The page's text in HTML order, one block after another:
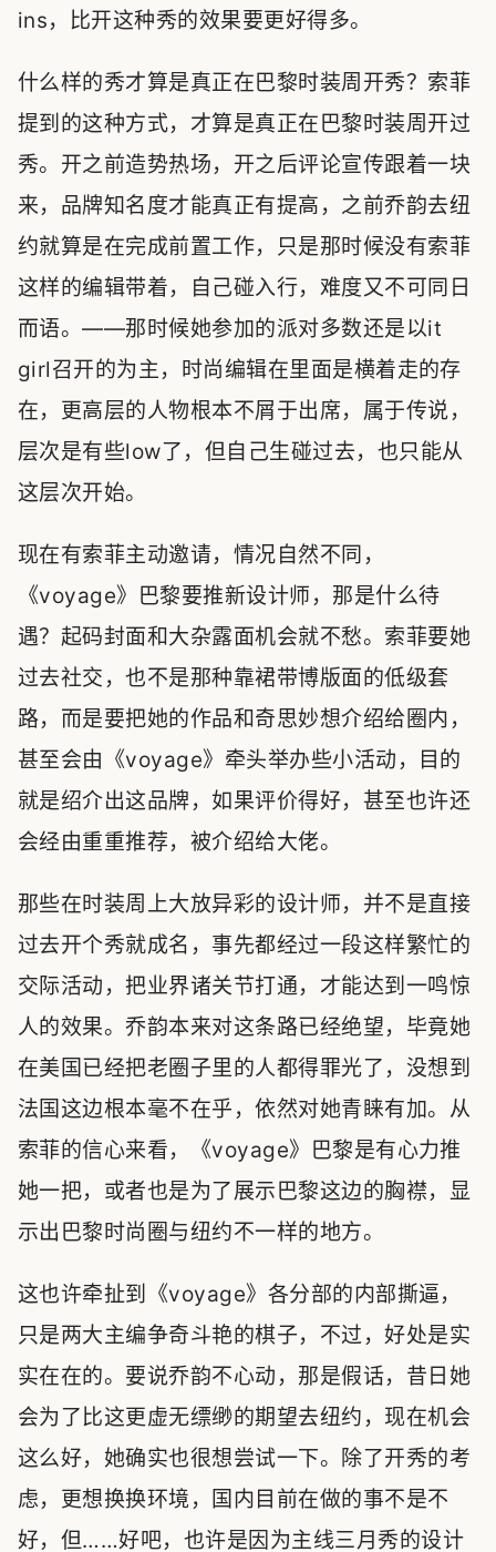
ins，比开这种秀的效果要更好得多。
什么样的秀才算是真正在巴黎时装周开秀？索菲
提到的这种方式，才算是真正在巴黎时装周开过
秀。开之前造势热场，开之后评论宣传跟着一块
来，品牌知名度才能真正有提高，之前乔韵去纽
约就算是在完成前置工作，只是那时候没有索菲
这样的编辑带着，自己碰入行，难度又不可同日
而语。——那时候她参加的派对多数还是以it
girl召开的为主，时尚编辑在里面是横着走的存
在，更高层的人物根本不屑于出席，属于传说，
层次是有些low了，但自己生碰过去，也只能从
这层次开始。
现在有索菲主动邀请，情况自然不同，
《voyage》巴黎要推新设计师，那是什么待
遇？起码封面和大杂露面机会就不愁。索菲要她
过去社交，也不是那种靠裙带博版面的低级套
路，而是要把她的作品和奇思妙想介绍给圈内，
甚至会由《voyage》牵头举办些小活动，目的
就是绍介出这品牌，如果评价得好，甚至也许还
会经由重重推荐，被介绍给大佬。
那些在时装周上大放异彩的设计师，并不是直接
过去开个秀就成名，事先都经过一段这样繁忙的
交际活动，把业界诸关节打通，才能达到一鸣惊
人的效果。乔韵本来对这条路已经绝望，毕竟她
在美国已经把老圈子里的人都得罪光了，没想到
法国这边根本毫不在乎，依然对她青睐有加。从
索菲的信心来看，《voyage》巴黎是有心力推
她一把，或者也是为了展示巴黎这边的胸襟，显
示出巴黎时尚圈与纽约不一样的地方。
这也许牵扯到《voyage》各分部的内部撕逼，
只是两大主编争奇斗艳的棋子，不过，好处是实
实在在的。要说乔韵不心动，那是假话，昔日她
会为了比这更虚无缥缈的期望去纽约，现在机会
这么好，她确实也很想尝试一下。除了开秀的考
虑，更想换换环境，国内目前在做的事不是不
好，但……好吧，也许是因为主线三月秀的设计